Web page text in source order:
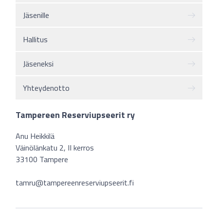
Jäsenille
Hallitus
Jäseneksi
Yhteydenotto
Tampereen Reserviupseerit ry
Anu Heikkilä
Väinölänkatu 2, II kerros
33100 Tampere
tamru@tampereenreserviupseerit.fi